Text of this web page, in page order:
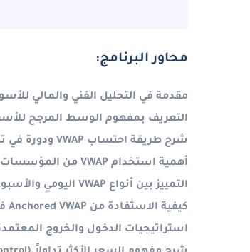
محاور البرنامج:
مقدمة في التحليل الفني والمالي
التعريف بمفهوم الوسط المرجح
شرح طريقة احتساب VWAP ودورة في
أهمية استخدام VWAP من المؤسسات
التمييز بين أنواع VWAP اليومي
كيفية الاستفادة من Anchored VWAP
استراتيجيات الدخول والخروج